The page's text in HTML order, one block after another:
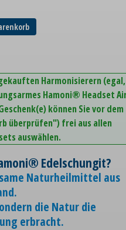
Harmonisierern (egal,
Hamoni® Headset
können Sie vor dem
überprüfen") frei aus allen
auswählen.
Edelschungit?
Naturheilmittel aus
die Natur die
erbracht.